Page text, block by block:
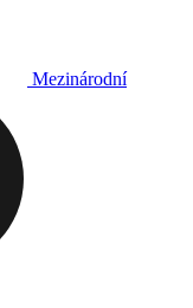
Mezinárodní